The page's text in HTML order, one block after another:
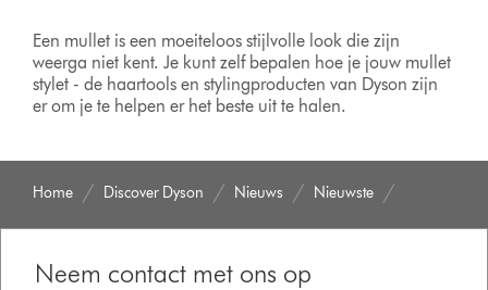
Een mullet is een moeiteloos stijlvolle look die zijn
weerga niet kent. Je kunt zelf bepalen hoe je jouw mullet
stylet - de haartools en stylingproducten van Dyson zijn
er om je te helpen er het beste uit te halen.
Home Discover Dyson Nieuws Nieuwste
Neem contact met ons op